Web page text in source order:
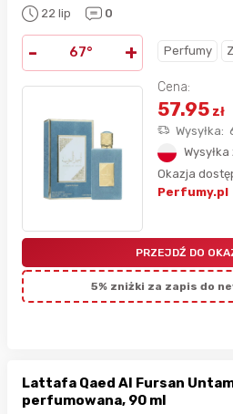
22 lip 0
- 67° + Perfumy
Cena:
57.95 zł
Wysyłka:
Okazja
Perfumy.pl
PRZEJDŹ DO
5% zniżki za zapis do
Lattafa Qaed Al Fursan
perfumowana, 90 ml